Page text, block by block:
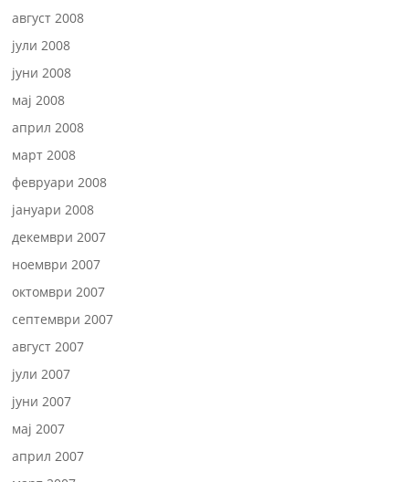
август 2008
јули 2008
јуни 2008
мај 2008
април 2008
март 2008
февруари 2008
јануари 2008
декември 2007
ноември 2007
октомври 2007
септември 2007
август 2007
јули 2007
јуни 2007
мај 2007
април 2007